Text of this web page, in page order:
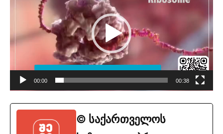
00:00 00:38
© საქართველოს